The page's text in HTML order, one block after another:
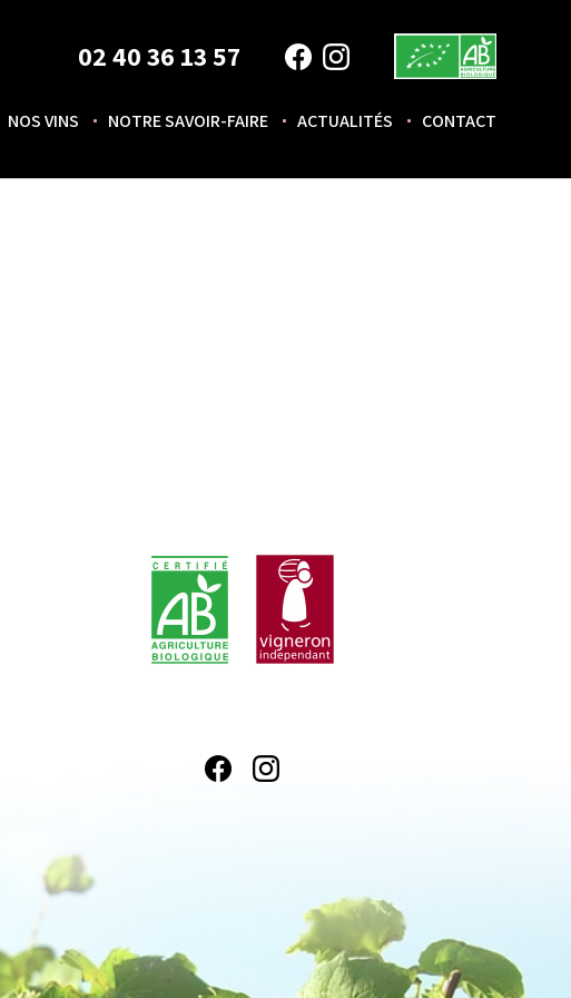
02 40 36 13 57
NOS VINS NOTRE SAVOIR-FAIRE ACTUALITÉS CONTACT